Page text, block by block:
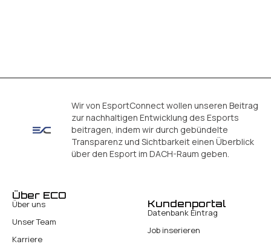
Wir von EsportConnect wollen unseren Beitrag
zur nachhaltigen Entwicklung des Esports
beitragen, indem wir durch gebündelte
Transparenz und Sichtbarkeit einen Überblick
über den Esport im DACH-Raum geben.
Über ECO
Über uns
Unser Team
Karriere
Kundenportal
Datenbank Eintrag
Job inserieren